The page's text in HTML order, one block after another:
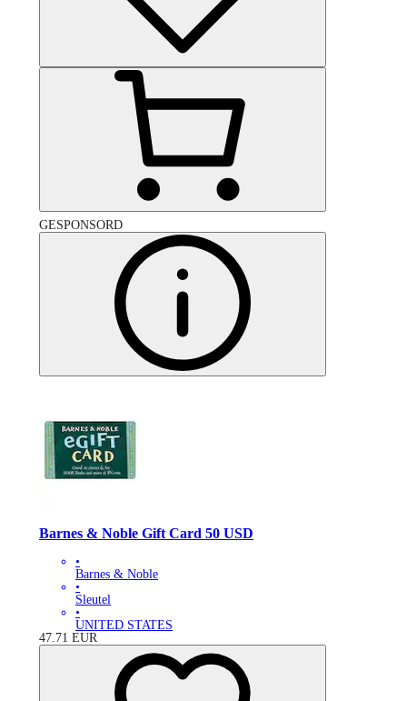
GESPONSORD
Barnes & Noble Gift Card 50 USD
•
Barnes & Noble
•
Sleutel
•
UNITED STATES
47.71 EUR